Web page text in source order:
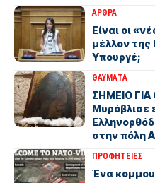
ΑΡΘΡΑ
Είναι οι
μέλλον της
Υπουργέ;
ΘΑΥΜΑΤΑ
ΣΗΜΕΙΟ
Μυρόβλισε
στην πόλη
ΠΡΟΦΗΤΕΙΕΣ
Ένα